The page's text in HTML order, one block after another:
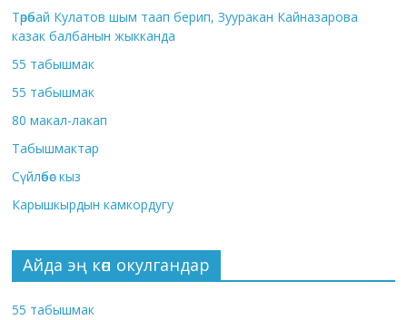
Төрөбай Кулатов шым таап берип, Зууракан Кайназарова
казак балбанын жыкканда
55 табышмак
55 табышмак
80 макал-лакап
Табышмактар
Сүйлөбөс кыз
Карышкырдын камкордугу
Айда эң көп окулгандар
55 табышмак